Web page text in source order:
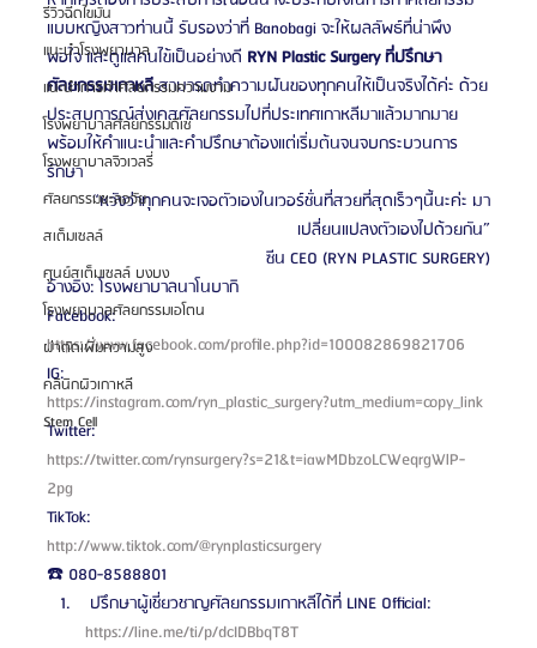
รีวิวฉีดไขมัน
แนะนำโรงพยาบาล
แนะนำการทำศัลยกรรมความงาม
โรงพยาบาลศัลยกรรมดีเซ่
โรงพยาบาลจิวเวลรี่
ศัลยกรรมชะลอวัย
สเต็มเซลล์
ศูนย์สเต็มเซลล์ บงบง
โรงพยาบาลศัลยกรรมเอโตน
ผ่าตัดเพิ่มความสูง
คลินิกผิวเกาหลี
Stem Cell
แบบหญิงสาวท่านนี้ รับรองว่าที่ Banobagi จะให้ผลลัพธ์ที่น่าพึง
พอใจ และดูแลคนไข้เป็นอย่างดี RYN Plastic Surgery ที่ปรึกษา
ศัลยกรรมเกาหลี สามารถทำความฝันของทุกคนให้เป็นจริงได้ค่ะ ด้วย
ประสบการณ์ส่งเคสศัลยกรรมไปที่ประเทศเกาหลีมาแล้วมากมาย
พร้อมให้คำแนะนำและคำปรึกษาต้องแต่เริ่มต้นจนจบกระบวนการ
รักษา
“หวังว่าทุกคนจะเจอตัวเองในเวอร์ชั่นที่สวยที่สุดเร็วๆนี้นะค่ะ มา
เปลี่ยนแปลงตัวเองไปด้วยกัน”
ซีน CEO (RYN PLASTIC SURGERY)
อ้างอิง: โรงพยาบาลนาโนบากิ
Facebook:
https://www.facebook.com/profile.php?id=100082869821706
IG:
https://instagram.com/ryn_plastic_surgery?utm_medium=copy_link
Twitter:
https://twitter.com/rynsurgery?s=21&t=iawMDbzoLCWeqrgWlP-
2pg
TikTok:
http://www.tiktok.com/@rynplasticsurgery
☎️ 080-8588801
ปรึกษาผู้เชี่ยวชาญศัลยกรรมเกาหลีได้ที่ LINE Official:
https://line.me/ti/p/dcIDBbqT8T